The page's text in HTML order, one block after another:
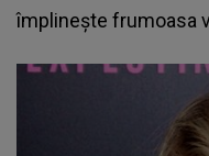
împlinește frumoasa